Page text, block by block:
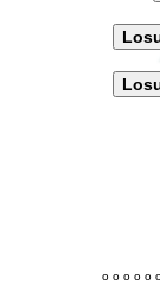
o o o o o